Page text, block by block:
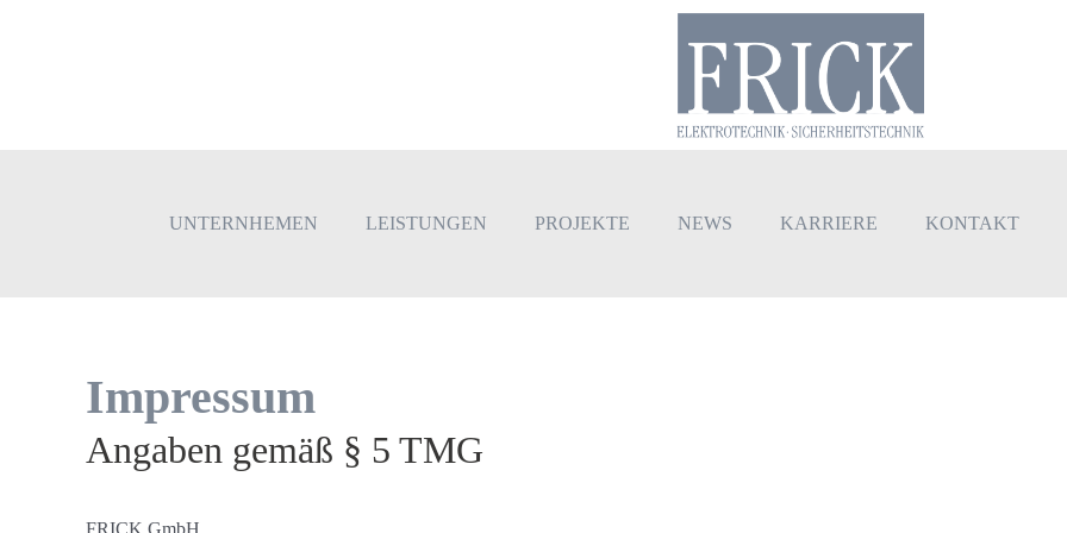
UNTERNHEMEN LEISTUNGEN PROJEKTE NEWS KARRIERE KONTAKT
Impressum
Angaben gemäß § 5 TMG
FRICK GmbH